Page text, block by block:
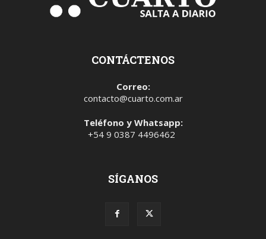
CONTÁCTENOS
Correo:
contacto@cuarto.com.ar
Teléfono y Whatsapp:
+54 9 0387 4496462
SÍGANOS